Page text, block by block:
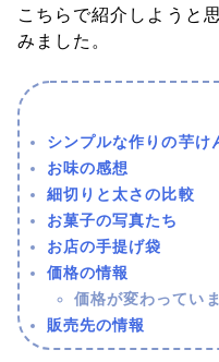
こちらで紹介しようと
みました。
シンプルな作りの芋け
お味の感想
細切りと太さの比較
お菓子の写真たち
お店の手提げ袋
価格の情報
価格が変わってい
販売先の情報